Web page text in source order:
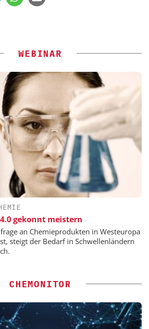
WEBINAR
gekonnt meistern
an Chemieprodukten in Westeuropa
steigt der Bedarf in Schwellenländern
CHEMONITOR